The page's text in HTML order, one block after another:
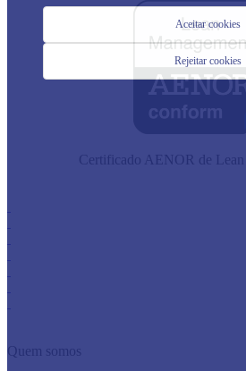
Aceitar cookies
Rejeitar cookies
Certificado AENOR de Lean
Quem somos